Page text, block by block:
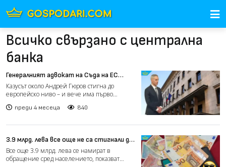
Всичко свързано с централна
банка
Генералният адвокат на Съда на ЕС
излезе със становище по казуса
„Гюров“
Казусът около Андрей Гюров стигна до
европейско ниво – и вече има първо
преди 4 месеца 840
3.9 млрд. лева все още не са стигнали до
банките
Все още 3.9 млрд. лева се намират в
обращение сред населението, показват